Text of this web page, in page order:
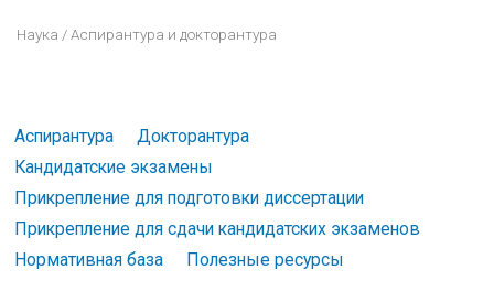
Наука / Аспирантура и докторантура
Аспирантура
Докторантура
Кандидатские экзамены
Прикрепление для подготовки диссертации
Прикрепление для сдачи кандидатских экзаменов
Нормативная база
Полезные ресурсы